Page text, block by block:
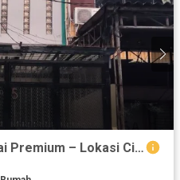
Dijual/Disewa Ruko 4 Lantai Premium – Lokasi Cideng Timur Jakarta Pusat